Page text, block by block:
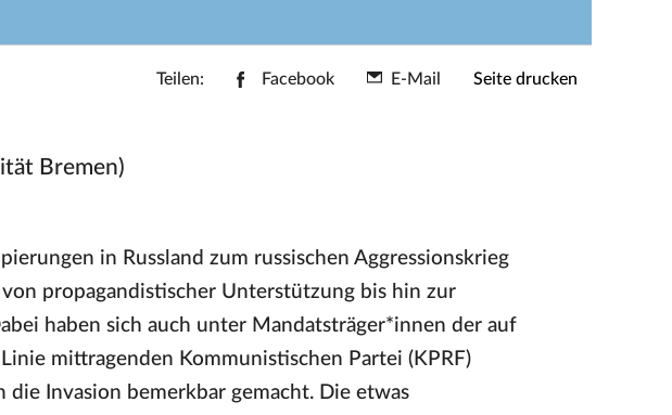
Teilen: Facebook E-Mail Seite drucken
Bremen)
in Russland zum russischen Aggressionskrieg
propagandistischer Unterstützung bis hin zur
haben sich auch unter Mandatsträger*innen der auf
mittragenden Kommunistischen Partei (KPRF)
die Invasion bemerkbar gemacht. Die etwas